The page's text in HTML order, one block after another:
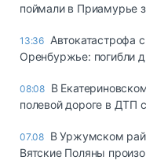
поймали в Приамурье
13:36 Автокатастрофа
Оренбуржье: погибли
08:08 В
полевой дороге в ДТП
07.08 В Уржумском
Вятские Поляны